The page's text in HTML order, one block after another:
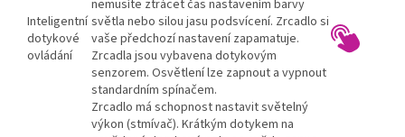
Inteligentní
dotykové
ovládání
nemusíte ztrácet čas nastavením barvy
světla nebo silou jasu podsvícení. Zrcadlo si
vaše předchozí nastavení zapamatuje.
Zrcadla jsou vybavena dotykovým
senzorem. Osvětlení lze zapnout a vypnout
standardním spínačem.
Zrcadlo má schopnost nastavit světelný
výkon (stmívač). Krátkým dotykem na